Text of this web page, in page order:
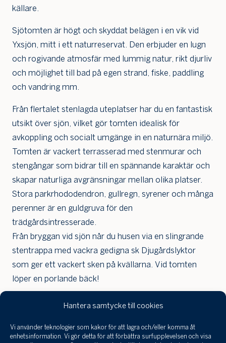
Hantera samtycke till cookies
Vi använder teknologier som kakor för att lagra och/eller komma åt
enhetsinformation. Vi gör detta för att förbättra surfupplevelsen och visa
källare.
Sjötomten är högt och skyddat belägen i en vik vid
Yxsjön, mitt i ett naturreservat. Den erbjuder en lugn
och rogivande atmosfär med lummig natur, rikt djurliv
och möjlighet till bad på egen strand, fiske, paddling
och vandring mm.
Från flertalet stenlagda uteplatser har du en fantastisk
utsikt över sjön, vilket gör tomten idealisk för
avkoppling och socialt umgänge in en naturnära miljö.
Tomten är vackert terrasserad med stenmurar och
stengångar som bidrar till en spännande karaktär och
skapar naturliga avgränsningar mellan olika platser.
Stora parkrhododendron, gullregn, syrener och många
perenner är en guldgruva för den
trädgårdsintresserade.
Från bryggan vid sjön når du husen via en slingrande
stentrappa med vackra gedigna sk Djugårdslyktor
som ger ett vackert sken på kvällarna. Vid tomten
löper en porlande bäck!
Planritning & Tomtkarta
Jag är intresserad Jag vill gå på visning
skulle
vilja få
min
bostad
Jag har tagit